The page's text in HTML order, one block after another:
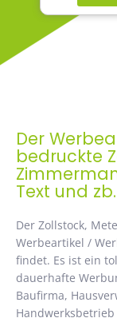
Der
bedruckte
Text und
Der Zollstock,
Werbeartikel /
findet. Es ist ein
dauerhafte
Baufirma,